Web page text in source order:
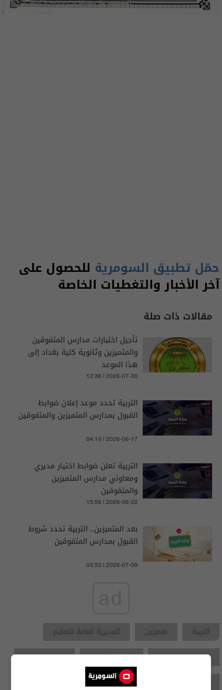
حمّل تطبيق السومرية للحصول على
آخر الأخبار والتغطيات الخاصة
مقالات ذات صلة
تأجيل اختبارات مدارس المتفوقين
والمتميزين وثانوية كلية بغداد إلى
هذا الموعد
12:36 | 2026-07-30
التربية تحدد موعد إعلان ضوابط
القبول بمدارس المتميزين والمتفوقين
04:10 | 2026-06-17
التربية تعلن ضوابط اختيار مديري
ومعاوني مدارس المتميزين
والمتفوقين
15:56 | 2026-06-22
بعد المتميزين.. التربية تحدد شروط
القبول بمدارس المتفوقين
03:52 | 2026-07-09
التربية متميزين
المديرية العامة للتعليم
عبد الكريم عبطان
المديرية العامة
السومرية نيوز
وزارة التربية
سومرية نيوز